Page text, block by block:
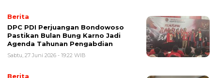
Berita
DPC PDI Perjuangan Bondowoso
Pastikan Bulan Bung Karno Jadi
Agenda Tahunan Pengabdian
Sabtu, 27 Juni 2026 - 19:22 WIB
Berita